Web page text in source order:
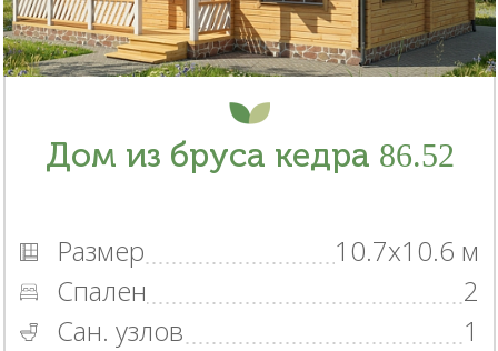
Дом из бруса кедра 86.52
Размер
10.7x10.6 м
Спален
2
Сан. узлов
1